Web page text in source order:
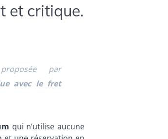
et critique.
par
avec le fret
qui n’utiliseaucune